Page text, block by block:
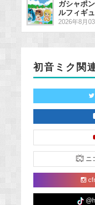
ガシャポ
ルフィギ
2026年8月
初音ミク関
ニ